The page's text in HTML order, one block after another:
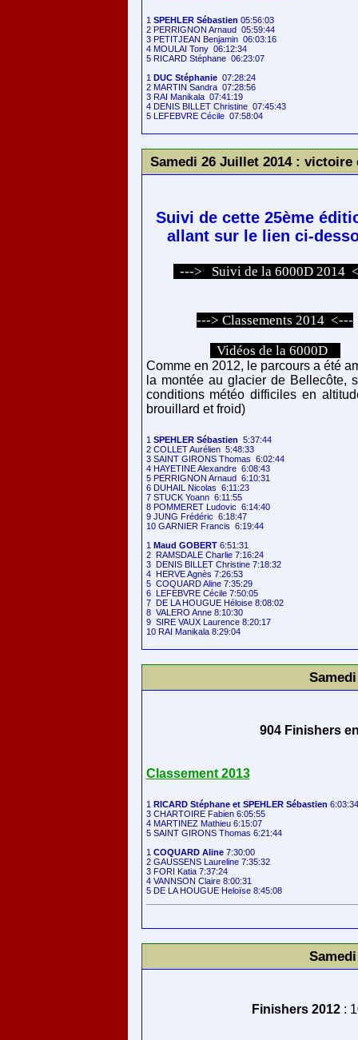
1 SPEHLER Sébastien 05:56:03
2 PERRIGNON Arnaud  05:59:44
3 PETITJEAN Benjamin  06:03:16
4 MOULAI Tony  06:12:34
5 RICARD Stéphane  06:23:07
1 DUC Stéphanie
  07:28:24
2 MARTIN Sandra  07:28:56
3 RAI Manikala  07:41:19
4 DENIS BILLET Christine  07:45:43
5 LEFEBVRE Cécile  07:58:04
Samedi 26 Juillet 2014 : victoire
Suivi de cette 25ème
allant sur le lien ci-
---> Suivi de la 6000D 2014
---> Classements 2014 <---
Vidéos de la 6000D
Comme en 2012, le parcours a été
la montée au glacier de Bellecôte,
conditions météo difficiles en
brouillard et froid)
1 SPEHLER Sébastien 5:37:44
2 COLLET Aurélien  5:48:33
3 SAINT GIRONS Thomas  6:02:44
4 HAYETINE Alexandre  6:08:43
5 PERRIGNON Arnaud  6:10:31
6 DUHAIL Nicolas  6:11:23
7 STUCK Yoann  6:11:55
8 POMMERET Ludovic  6:14:40
9 JUNG Frédéric  6:18:47
10 GARNIER Francis  6:19:44
1
Maud GOBERT 6:51:31
2  RAMSDALE Charlie 7:16:24
3  DENIS BILLET Christine 7:18:32
4  HERVE Agnès 7:26:53
5  COQUARD Aline 7:35:29
6  LEFEBVRE Cécile 7:50:05
7  DE LA HOUGUE Héloise 8:08:02
8  VALERO Anne 8:10:30
9  SIRE VAUX Laurence 8:20:17
10 RAI Manikala 8:29:04
904 Finishers
Classement 2013
1 RICARD Stéphane et SPEHLER Sébastien 6:03:34
3 CHARTOIRE Fabien 6:05:55
4 MARTINEZ Mathieu 6:15:07
5 SAINT GIRONS Thomas 6:21:44
1 COQUARD Aline 7:30:00
2 GAUSSENS Laureline 7:35:32
3 FORI Katia 7:37:24
4 VANNSON Claire 8:00:31
5 DE LA HOUGUE Heloïse 8:45:08
Finishers 2012 :